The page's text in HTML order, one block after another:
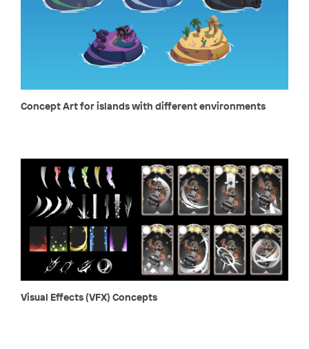
Concept Art for islands with different environments
Visual Effects (VFX) Concepts